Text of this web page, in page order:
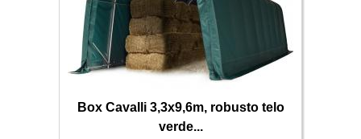
Box Cavalli 3,3x9,6m, robusto telo
verde...